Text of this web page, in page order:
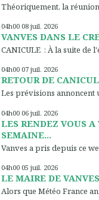
Théoriquement, la
04h00 08 juil. 2026
VANVES DANS LE
CANICULE : À la suite de
04h00 07 juil. 2026
RETOUR DE
Les prévisions annoncent
04h00 06 juil. 2026
LES RENDEZ VOUS A
SEMAINE...
Vanves a pris depuis ce
04h00 05 juil. 2026
LE MAIRE DE
Alors que Météo France